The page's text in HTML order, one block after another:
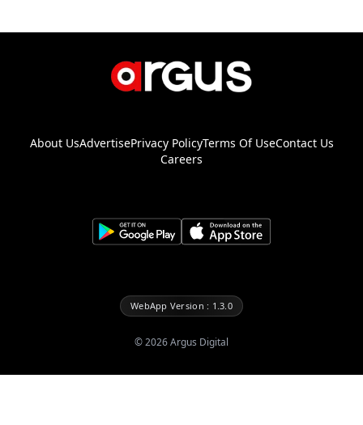
About UsAdvertisePrivacy PolicyTerms Of UseContact Us
Careers
WebApp Version : 1.3.0
©2026Argus Digital